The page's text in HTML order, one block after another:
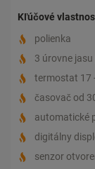
Kľúčové
polienka
3 úrovne
termostat 17
časovač od
automatické
digitálny
senzor